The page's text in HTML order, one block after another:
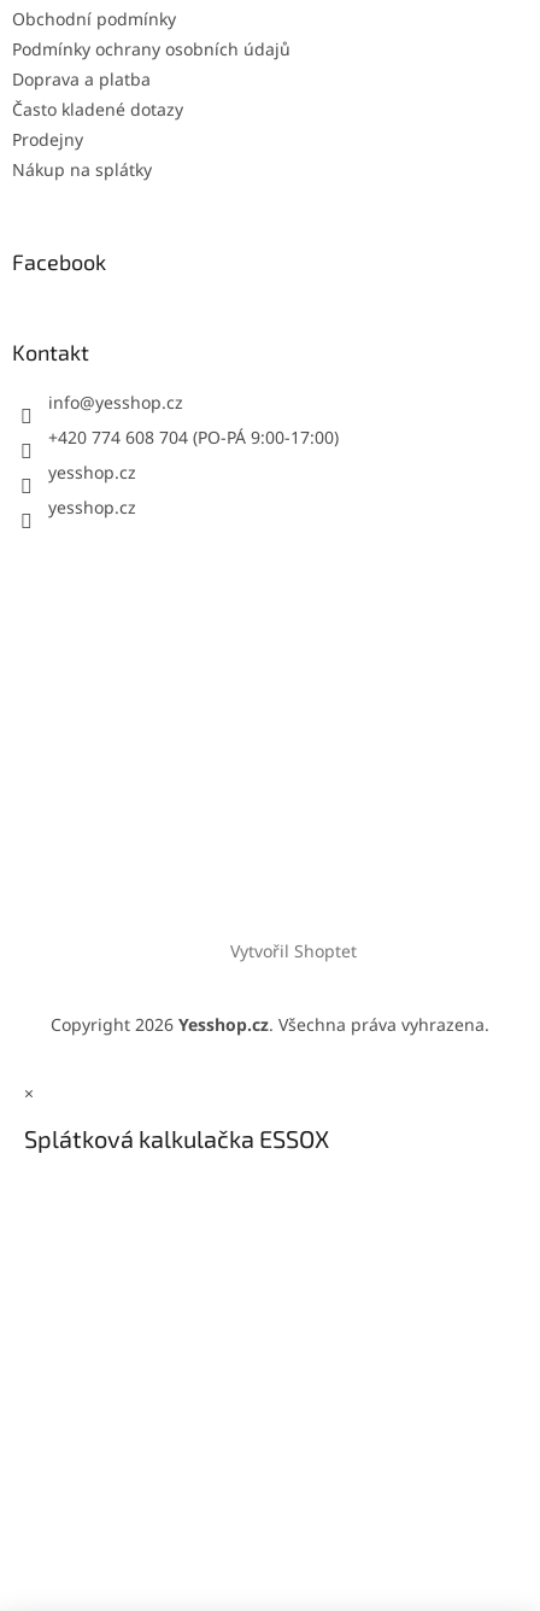
Obchodní podmínky
Podmínky ochrany osobních údajů
Doprava a platba
Často kladené dotazy
Prodejny
Nákup na splátky
Facebook
Kontakt
info@yesshop.cz
+420 774 608 704 (PO-PÁ 9:00-17:00)
yesshop.cz
yesshop.cz
Vytvořil Shoptet
Copyright 2026 Yesshop.cz. Všechna práva vyhrazena.
×
Splátková kalkulačka ESSOX